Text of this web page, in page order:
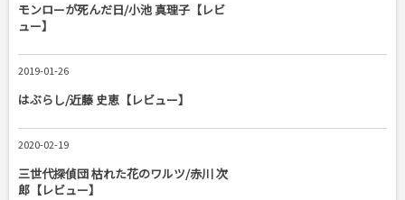
モンローが死んだ日/小池 真理子【レビ
ュー】
2019-01-26
はぶらし/近藤 史恵【レビュー】
2020-02-19
三世代探偵団 枯れた花のワルツ/赤川 次
郎【レビュー】